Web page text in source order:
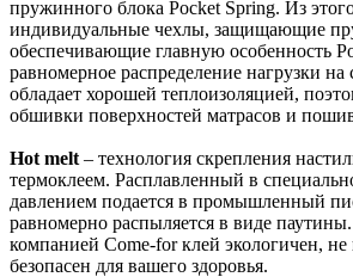
пружинного блока Pocket Spring. Из
индивидуальные чехлы, защищающие
обеспечивающие главную особенность
равномерное распределение нагрузки
обладает хорошей теплоизоляцией,
обшивки поверхностей матрасов и
Hot melt – технология скрепления
термоклеем. Расплавленный в
давлением подается в промышленный
равномерно распыляется в виде
компанией Come-for клей экологичен, не
безопасен для вашего здоровья.